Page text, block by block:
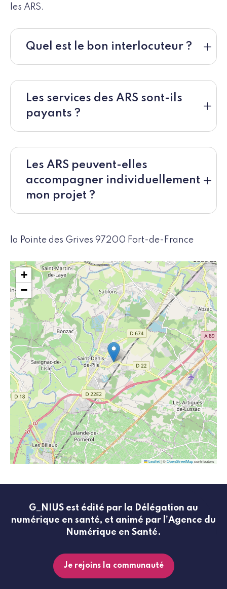
les ARS.
Quel est le bon interlocuteur ?
Les services des ARS sont-ils
payants ?
Les ARS peuvent-elles
accompagner individuellement
mon projet ?
la Pointe des Grives 97200 Fort-de-France
+
−
Leaflet|©OpenStreetMapcontributors
G_NIUS est édité par la Délégation au
numérique en santé, et animé par l’Agence du
Numérique en Santé.
Je rejoins la communauté